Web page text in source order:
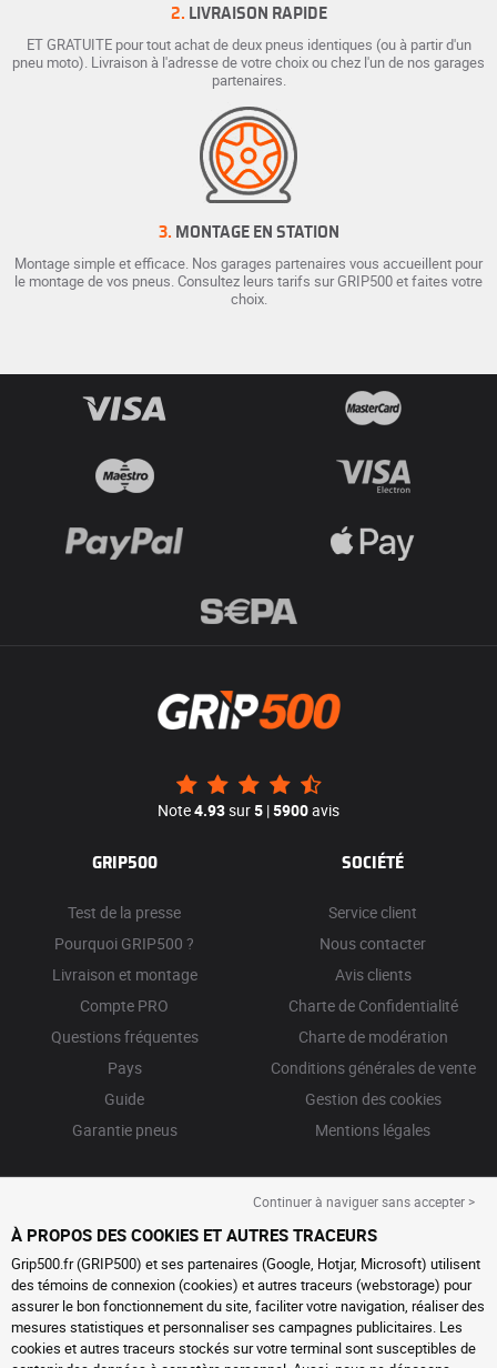
2. LIVRAISON RAPIDE
ET GRATUITE pour tout achat de deux pneus identiques (ou à partir d'un
pneu moto). Livraison à l'adresse de votre choix ou chez l'un de nos garages
partenaires.
3. MONTAGE EN STATION
Montage simple et efficace. Nos garages partenaires vous accueillent pour
le montage de vos pneus. Consultez leurs tarifs sur GRIP500 et faites votre
choix.
Note4.93sur5 |5900avis
GRIP500
Test de la presse
Pourquoi GRIP500 ?
Livraison et montage
Compte PRO
Questions fréquentes
Pays
Guide
Garantie pneus
SOCIÉTÉ
Service client
Nous contacter
Avis clients
Charte de Confidentialité
Charte de modération
Conditions générales de vente
Gestion des cookies
Mentions légales
Continuer à naviguer sans accepter >
À PROPOS DES COOKIES ET AUTRES TRACEURS
Grip500.fr (GRIP500) et ses partenaires (Google, Hotjar, Microsoft) utilisent
des témoins de connexion (cookies) et autres traceurs (webstorage) pour
assurer le bon fonctionnement du site, faciliter votre navigation, réaliser des
mesures statistiques et personnaliser ses campagnes publicitaires. Les
cookies et autres traceurs stockés sur votre terminal sont susceptibles de